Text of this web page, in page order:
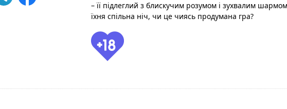
– її підлеглий з блискучим розумом і зухвалим
їхня спільна ніч, чи це чиясь продумана гра?